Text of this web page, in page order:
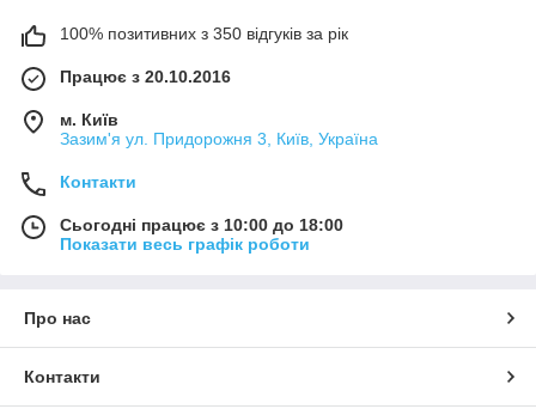
100% позитивних з 350 відгуків за рік
Працює з 20.10.2016
м. Київ
Зазим'я ул. Придорожня 3, Київ, Україна
Контакти
Сьогодні працює з 10:00 до 18:00
Показати весь графік роботи
Про нас
Контакти